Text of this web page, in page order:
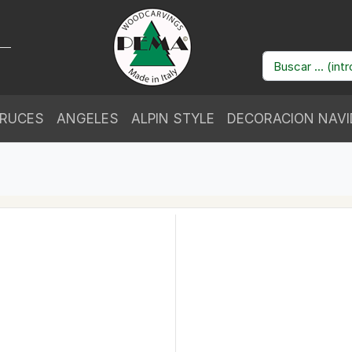
ANGELES ALPIN STYLE DECORACION